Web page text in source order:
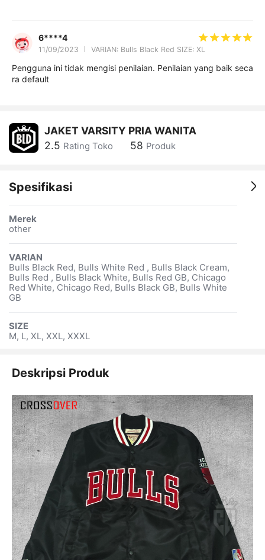
6****4
11/09/2023 VARIAN: Bulls Black Red SIZE: XL
Pengguna ini tidak mengisi penilaian. Penilaian yang baik seca
ra default
JAKET VARSITY PRIA WANITA
2.5 Rating Toko 58 Produk
Spesifikasi
Merek
other
VARIAN
Bulls Black Red, Bulls White Red , Bulls Black Cream,
Bulls Red , Bulls Black White, Bulls Red GB, Chicago
Red White, Chicago Red, Bulls Black GB, Bulls White
GB
SIZE
M, L, XL, XXL, XXXL
Deskripsi Produk